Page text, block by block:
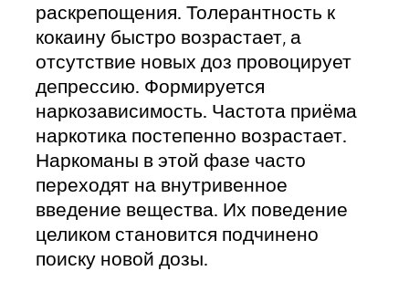
раскрепощения. Толерантность к
кокаину быстро возрастает, а
отсутствие новых доз провоцирует
депрессию. Формируется
наркозависимость. Частота приёма
наркотика постепенно возрастает.
Наркоманы в этой фазе часто
переходят на внутривенное
введение вещества. Их поведение
целиком становится подчинено
поиску новой дозы.